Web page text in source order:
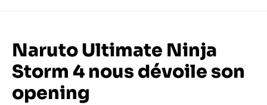
Naruto Ultimate Ninja
Storm 4 nous dévoile son
opening